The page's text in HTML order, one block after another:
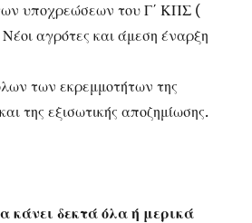
υποχρεώσεων του Γ΄ ΚΠΣ (
αγρότες και άμεση έναρξη
των εκρεμμοτήτων της
της εξισωτικής αποζημίωσης.
κάνει δεκτά όλα ή μερικά